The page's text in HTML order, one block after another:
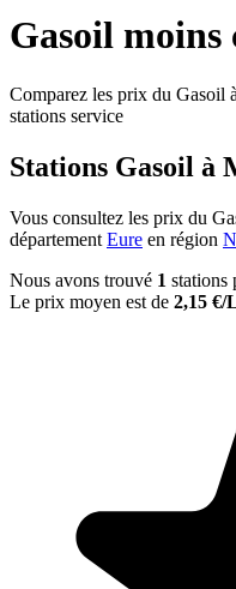
Gasoil moins
Comparez les prix du Gasoil
stations service
Stations Gasoil à
Vous consultez les prix du
département Eure en région
Nous avons trouvé 1 stations
Le prix moyen est de 2,15 €/